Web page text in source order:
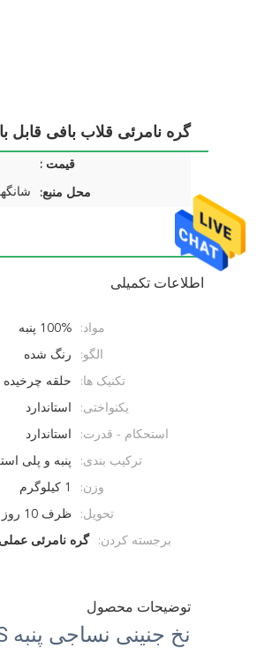
گره نامرئی قلاب بافی قابل
قیمت :
محل منبع:
اطلاعات تکمیلی
مواد: 100% پنبه
الگو: رنگ شده
تکنیک ها: حلقه چرخیده
یکنواختی: استاندارد
استحکام - قدرت: استاندارد
ترکیب بندی: پنبه و پلی
وزن: 1 کیلوگرم
تحویل: ظرف 10 روز
برجسته کردن: گره نامرئی
توضیحات محصول
نخ جنینی نساجی پنبه 32S نخ ساده تابیده معمولی رنگی نخ 100% پنبه